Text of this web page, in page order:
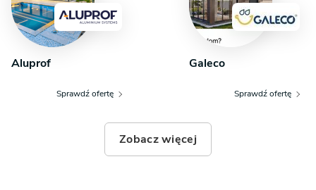
Aluprof
Sprawdź ofertę
Galeco
Sprawdź ofertę
Zobacz więcej